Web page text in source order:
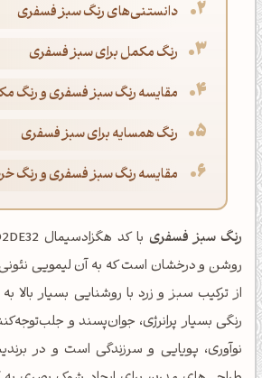
دانستنی‌های رنگ سبز فسفری
رنگ مکمل برای سبز فسفری
رنگ همسایه برای سبز فسفری
مقایسه رنگ سبز فسفری و رنگ
رنگ سبز فسفری
روشن و درخشان است که به آن لیمویی
از ترکیب سبز و زرد با روشنایی بسیار بالا
رنگی بسیار پرانرژی، جوان‌پسند و
نوآوری، پویایی و سرزندگی است و در